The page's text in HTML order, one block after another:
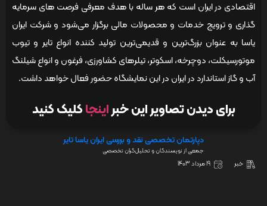
اقتصادی در ایران است که هر ساله با هدف معرفی فرصت های سرمایه
گذاری و ترویج خدمات و محصولات مالی برگزار می‌شود و شرکت ایران
یاسا به عنوان بزرگ‌ترین و قدیمی‌ترین تولید کننده انواع تایر و تیوب
موتورسیکلت، دوچرخه، اسکوتر، تیلرهای کشاورزی، فرغون و انواع شیلنگ
آب و گاز استاندارد در ایران در این نمایشگاه حضور فعال خواهد داشت.
برای دیدن تصاویر این خبراینجاکلیک کنید
دپارتمان تخصصی نقد و بررسی ایران یاسا تایر
جمعی از نویسندگان و تحلیل‌گران تخصصی
خبر 19 مرداد 1403